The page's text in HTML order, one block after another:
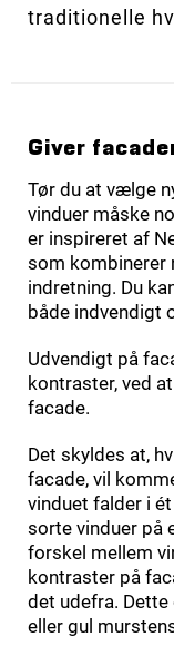
traditionelle
Giver
Tør du at vælge
vinduer måske
er inspireret af
som kombinerer
indretning. Du
både indvendigt
Udvendigt på
kontraster, ved
facade.
Det skyldes at,
facade, vil
vinduet falder i
sorte vinduer på
forskel mellem
kontraster på
det udefra.
eller gul